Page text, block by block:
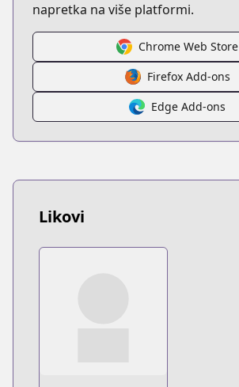
napretka na više platformi.
Chrome Web Store
Firefox Add-ons
Edge Add-ons
Likovi